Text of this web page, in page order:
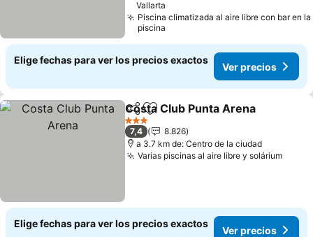
Vallarta
Piscina climatizada al aire libre con bar en la
piscina
Elige fechas para ver los precios exactos
Ver precios
CompartirAgregar a favoritos
Costa Club Punta Arena
3 Estrellas
7,4
8.826
a 3.7 km de: Centro de la ciudad
Varias piscinas al aire libre y soláriumVer
Elige fechas para ver los precios exactos
Ver precios